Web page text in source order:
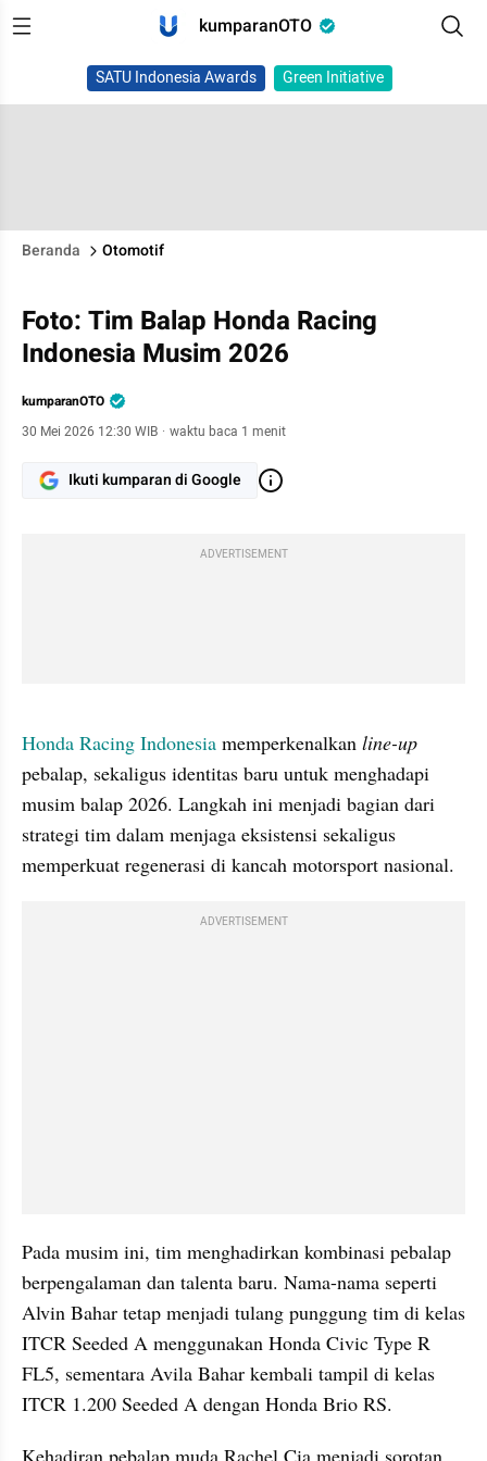
kumparanOTO
SATU Indonesia Awards Green Initiative
Beranda Otomotif
Foto: Tim Balap Honda Racing
Indonesia Musim 2026
kumparanOTO
30 Mei 2026 12:30 WIB · waktu baca 1 menit
Ikuti kumparan di Google
ADVERTISEMENT
Honda Racing Indonesia memperkenalkan line-up
pebalap, sekaligus identitas baru untuk menghadapi
musim balap 2026. Langkah ini menjadi bagian dari
strategi tim dalam menjaga eksistensi sekaligus
memperkuat regenerasi di kancah motorsport nasional.
ADVERTISEMENT
Pada musim ini, tim menghadirkan kombinasi pebalap
berpengalaman dan talenta baru. Nama-nama seperti
Alvin Bahar tetap menjadi tulang punggung tim di kelas
ITCR Seeded A menggunakan Honda Civic Type R
FL5, sementara Avila Bahar kembali tampil di kelas
ITCR 1.200 Seeded A dengan Honda Brio RS.
Kehadiran pebalap muda Rachel Cia menjadi sorotan,